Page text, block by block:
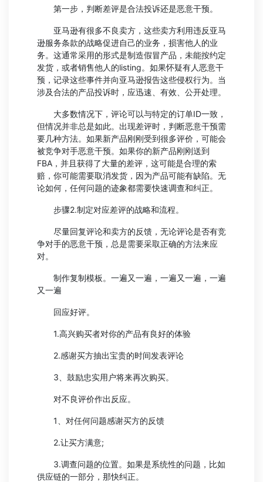
第一步，判断差评是合法投诉还是恶意干预。
亚马逊有很多不良卖方，这些卖方利用违反亚马
逊服务条款的战略促进自己的业务，损害他人的业
务。这通常采用的形式是制造假冒产品，未能按约定
发货，或者销售他人的listing。如果怀疑有人恶意干
预，记录这些事件并向亚马逊报告这些侵权行为。当
涉及合法的产品投诉时，应迅速、有效、公开处理。
大多数情况下，评论可以与特定的订单ID一致，
但情况并非总是如此。出现差评时，判断恶意干预需
要几种方法。如果新产品刚刚受到很多评价，可能会
被竞争对手恶意干预。如果你的新产品刚刚送到
FBA，并且获得了大量的差评，这可能是合理的索
赔，你可能需要取消发货，因为产品可能有缺陷。无
论如何，任何问题的迹象都需要快速调查和纠正。
步骤2.制定对应差评的战略和流程。
尽量回复评论和卖方的反馈，无论评论是否有竞
争对手的恶意干预，总是需要采取正确的方法来应
对。
制作复制模板。一遍又一遍，一遍又一遍，一遍
又一遍
回应好评。
1.高兴购买者对你的产品有良好的体验
2.感谢买方抽出宝贵的时间发表评论
3、鼓励忠实用户将来再次购买。
对不良评价作出反应。
1、对任何问题感谢买方的反馈
2.让买方满意;
3.调查问题的位置。如果是系统性的问题，比如
供应链的一部分，那快纠正。